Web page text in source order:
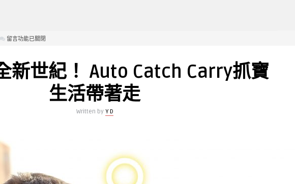
在
抓
抓
留言功能已關閉
新世紀！ Auto Catch Carry抓寶
生活帶著走
Written by Y D